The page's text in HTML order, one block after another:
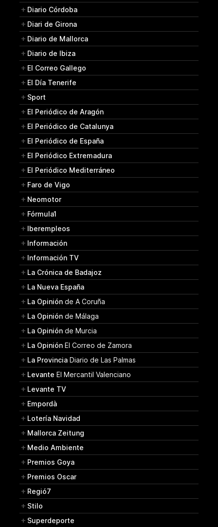
Diario Córdoba
Diari de Girona
Diario de Mallorca
Diario de Ibiza
El Correo Gallego
El Día Tenerife
Sport
El Periódico de Aragón
El Periódico de Catalunya
El Periódico de España
El Periódico Extremadura
El Periódico Mediterráneo
Faro de Vigo
Neomotor
Fórmula1
Iberempleos
Información
Información TV
La Crónica de Badajoz
La Nueva España
La Opinión de A Coruña
La Opinión de Málaga
La Opinión de Murcia
La Opinión El Correo de Zamora
La Provincia Diario de Las Palmas
Levante El Mercantil Valenciano
Levante TV
Empordà
Lotería Navidad
Mallorca Zeitung
Medio Ambiente
Premios Goya
Premios Oscar
Regió7
Stilo
Superdeporte